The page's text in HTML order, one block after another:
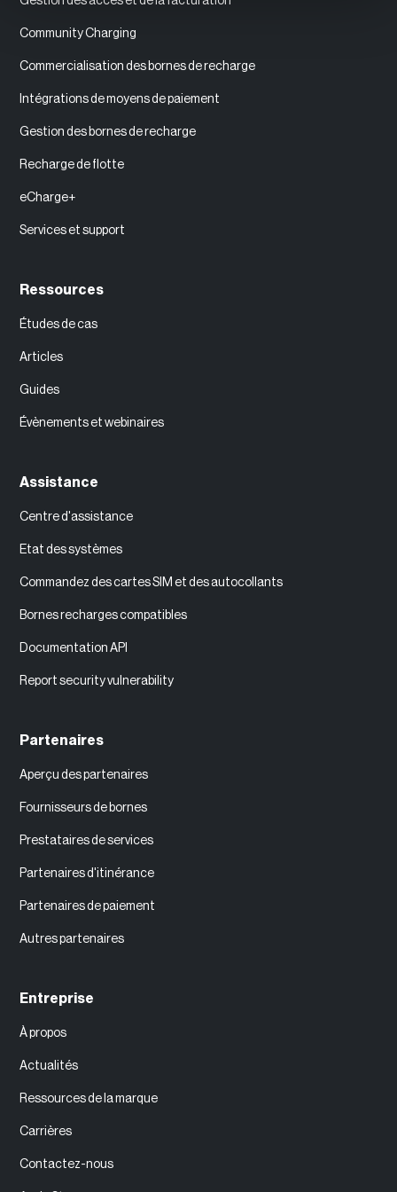
Community Charging
Commercialisation des bornes de recharge
Intégrations de moyens de paiement
Gestion des bornes de recharge
Recharge de flotte
eCharge+
Services et support
Ressources
‍Études de cas
Articles
Guides
Évènements et webinaires
Assistance
Centre d'assistance
Etat des systèmes
Commandez des cartes SIM et des autocollants
Bornes recharges compatibles
Documentation API
Report security vulnerability
Partenaires
Aperçu des partenaires
Fournisseurs de bornes
Prestataires de services
Partenaires d'itinérance
Partenaires de paiement
Autres partenaires
Entreprise
À propos
Actualités
Ressources de la marque
Carrières
Contactez-nous